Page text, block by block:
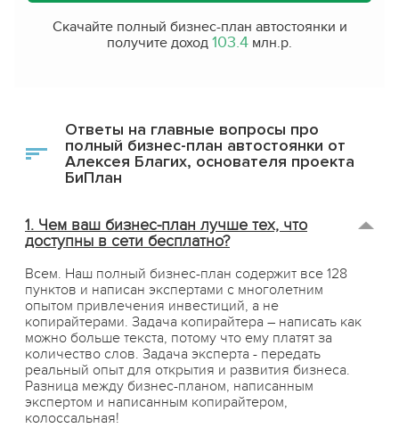
Скачайте полный бизнес-план автостоянки и
получите доход 103.4 млн.р.
Ответы на главные вопросы про
полный бизнес-план автостоянки от
Алексея Благих, основателя проекта
БиПлан
1. Чем ваш бизнес-план лучше тех, что
доступны в сети бесплатно?
Всем. Наш полный бизнес-план содержит все 128
пунктов и написан экспертами с многолетним
опытом привлечения инвестиций, а не
копирайтерами. Задача копирайтера – написать как
можно больше текста, потому что ему платят за
количество слов. Задача эксперта - передать
реальный опыт для открытия и развития бизнеса.
Разница между бизнес-планом, написанным
экспертом и написанным копирайтером,
колоссальная!